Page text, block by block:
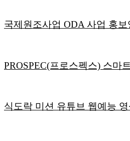
국제원조사업 ODA 사업 홍보
PROSPEC(프로스펙스) 스마
식도락 미션 유튜브 웹예능